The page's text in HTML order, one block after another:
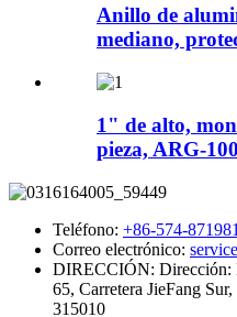
Anillo de
mediano,
1" de alto,
pieza, ARG-
Teléfono: +86-574-
Correo electrónico:
DIRECCIÓN: Dirección:
65, Carretera JieFang
315010